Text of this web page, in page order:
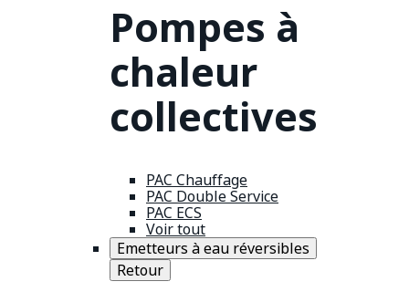
Pompes à
chaleur
collectives
PAC Chauffage
PAC Double Service
PAC ECS
Voir tout
Emetteurs à eau réversibles
Retour